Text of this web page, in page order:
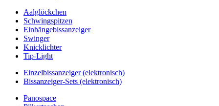
Aalglöckchen
Schwingspitzen
Einhängebissanzeiger
Swinger
Knicklichter
Tip-Light
Einzelbissanzeiger (elektronisch)
Bissanzeiger-Sets (elektronisch)
Panospace